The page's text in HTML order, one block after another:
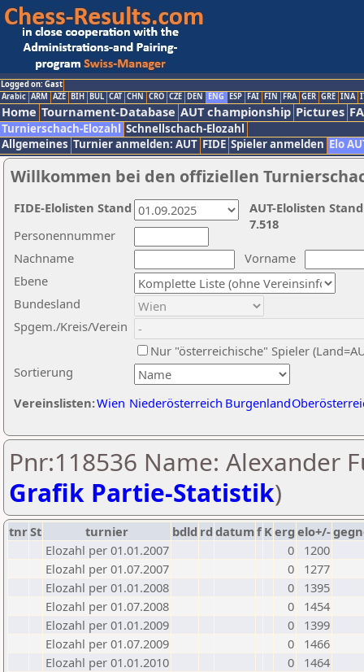
Logged on: Gast
Arabic ARM AZE BIH BUL CAT CHN CRO CZE DEN ENG ESP FAI FIN FRA GER GRE INA
Home Tournament-Database AUT championship Pictures
Turnierschach-Elozahl Schnellschach-Elozahl
Allgemeines Turnier anmelden: AUT FIDE Spieler anmelden Elo
Willkommen bei den offiziellen
Nachname
Vorname
Ebene
Sortierung
Personennummer
Bundesland
Spgem./Kreis/Verein
Nur "österreichische" Spieler
Vereinslisten:Wien Niederösterreich Burgenland
AUT-Elolisten
7.518
FIDE-Elolisten Stand
Pnr:118536 Name: Alexander
Grafik Partie-Statistik)
tnrSt turnier bdld rd datumf Kerg elo+/-
Elozahl per 01.01.2007
0
1200
Elozahl per 01.07.2007
0
1277
Elozahl per 01.01.2008
0
1395
Elozahl per 01.07.2008
0
1454
Elozahl per 01.01.2009
0
1399
Elozahl per 01.07.2009
0
1466
Elozahl per 01.01.2010
0
1464